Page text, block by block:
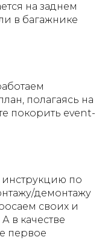
на заднем
в багажнике
полагаясь на
покорить event-
по
демонтажу
своих и
в качестве
первое